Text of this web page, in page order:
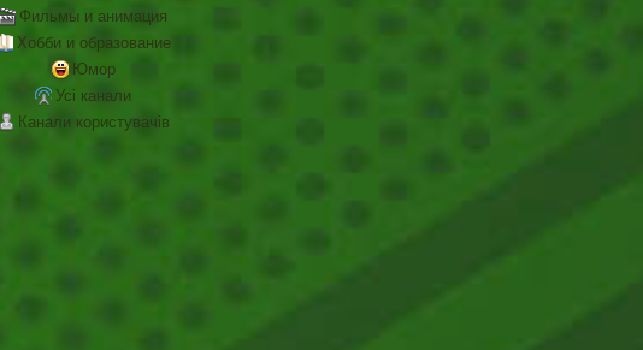
Фильмы и анимация
Хобби и образование
Юмор
Усі канали
Канали користувачів